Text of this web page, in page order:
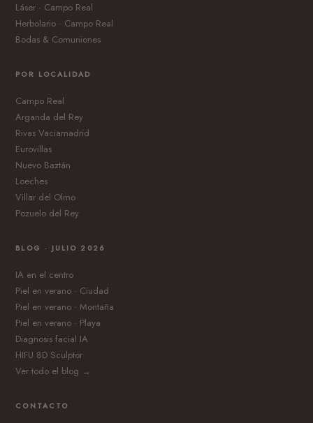
Láser · Campo Real
Herbolario · Campo Real
Bodas & Comuniones
POR LOCALIDAD
Campo Real
Arganda del Rey
Rivas Vaciamadrid
Eurovillas
Nuevo Baztán
Loeches
Villar del Olmo
Pozuelo del Rey
BLOG · JULIO 2026
IA en el centro
Piel en verano · Ciudad
Piel en verano · Montaña
Piel en verano · Playa
Diagnosis facial IA
HIFU 8D Sculptor
Ver todo el blog →
CONTACTO